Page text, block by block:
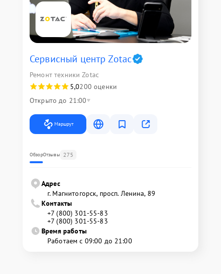
Сервисный центр Zotac
Ремонт техники Zotac
5,0200 оценки
Открыто до 21:00
Маршрут
ОбзорОтзывы 275
Адрес
г. Магнитогорск, просп. Ленина, 89
Контакты
+7 (800) 301-55-83
+7 (800) 301-55-83
Время работы
Работаем с 09:00 до 21:00